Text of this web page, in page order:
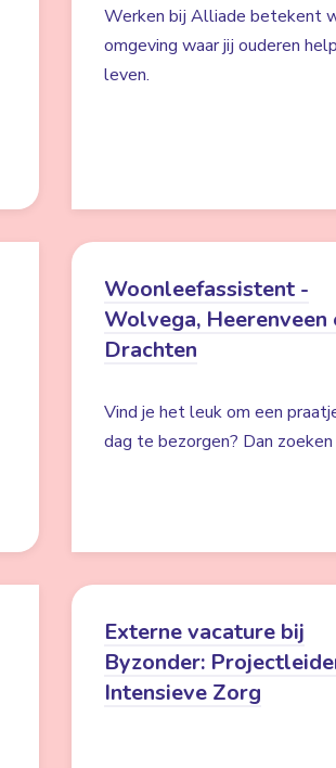
Werken bij Alliade betekent
omgeving waar jij ouderen
leven.
Woonleefassistent -
Wolvega, Heerenveen
Drachten
Vind je het leuk om een
dag te bezorgen? Dan zoeken
Externe vacature bij
Byzonder:
Intensieve Zorg